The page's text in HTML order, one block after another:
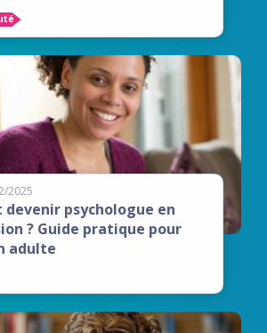
2025
devenir psychologue en
? Guide pratique pour
adulte